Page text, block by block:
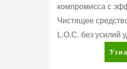
компромисса с
Чистящее
L.O.C. без усилий